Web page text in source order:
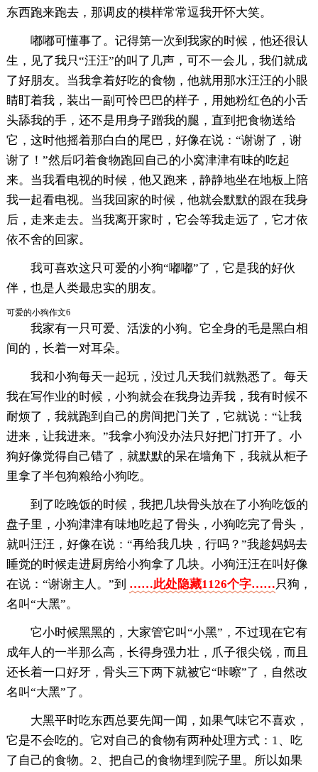
东西跑来跑去，那调皮的模样常常逗我开怀大笑。
嘟嘟可懂事了。记得第一次到我家的时候，他还很认
生，见了我只“汪汪”的叫了几声，可不一会儿，我们就成
了好朋友。当我拿着好吃的食物，他就用那水汪汪的小眼
睛盯着我，装出一副可怜巴巴的样子，用她粉红色的小舌
头舔我的手，还不是用身子蹭我的腿，直到把食物送给
它，这时他摇着那白白的尾巴，好像在说：“谢谢了，谢
谢了！”然后叼着食物跑回自己的小窝津津有味的吃起
来。当我看电视的时候，他又跑来，静静地坐在地板上陪
我一起看电视。当我回家的时候，他就会默默的跟在我身
后，走来走去。当我离开家时，它会等我走远了，它才依
依不舍的回家。
我可喜欢这只可爱的小狗“嘟嘟”了，它是我的好伙
伴，也是人类最忠实的朋友。
可爱的小狗作文6
我家有一只可爱、活泼的小狗。它全身的毛是黑白相
间的，长着一对耳朵。
我和小狗每天一起玩，没过几天我们就熟悉了。每天
我在写作业的时候，小狗就会在我身边弄我，我有时候不
耐烦了，我就跑到自己的房间把门关了，它就说：“让我
进来，让我进来。”我拿小狗没办法只好把门打开了。小
狗好像觉得自己错了，就默默的呆在墙角下，我就从柜子
里拿了半包狗粮给小狗吃。
到了吃晚饭的时候，我把几块骨头放在了小狗吃饭的
盘子里，小狗津津有味地吃起了骨头，小狗吃完了骨头，
就叫汪汪，好像在说：“再给我几块，行吗？”我趁妈妈去
睡觉的时候走进厨房给小狗拿了几块。小狗汪汪在叫好像
在说：“谢谢主人。”到 ……此处隐藏1126个字……只狗，
名叫“大黑”。
它小时候黑黑的，大家管它叫“小黑”，不过现在它有
成年人的一半那么高，长得身强力壮，爪子很尖锐，而且
还长着一口好牙，骨头三下两下就被它“咔嚓”了，自然改
名叫“大黑”了。
大黑平时吃东西总要先闻一闻，如果气味它不喜欢，
它是不会吃的。它对自己的食物有两种处理方式：1、吃
了自己的食物。2、把自己的食物埋到院子里。所以如果